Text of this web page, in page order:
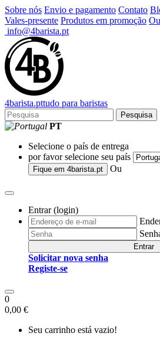
Sobre nós Envio e pagamento Contato
Vales-presente Produtos em promoção
info@4barista.pt
4barista.pttudo para baristas
Pesquisa
PT
Selecione o país de entrega
por favor selecione seu país
Fique em 4barista.pt Ou
Entrar (login)
Entrar
Solicitar nova senha
Registe-se
0
0,00 €
Seu carrinho está vazio!